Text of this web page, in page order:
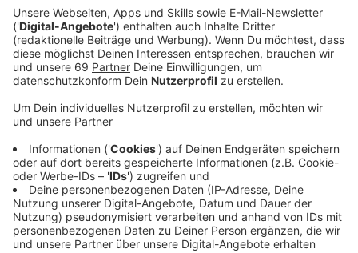
Natürlich greift er selbst zwischendurch auch in die
Gag-Kiste und vermutlich auch wieder zum Telefon...
Elvis Eifel-Fans wissen, was das bedeutet.
Anzeige
Sonntag, 26.10.2025. Einlass 18 Uhr, Beginn: 19 Uhr.
Anzeige
Anzeige